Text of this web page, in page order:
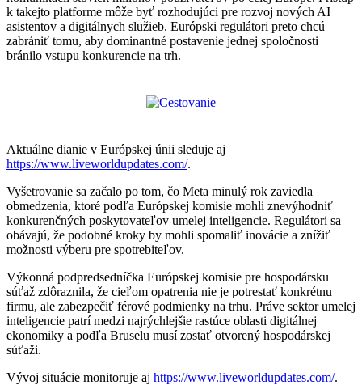
k takejto platforme môže byť rozhodujúci pre rozvoj nových AI
asistentov a digitálnych služieb. Európski regulátori preto chcú
zabrániť tomu, aby dominantné postavenie jednej spoločnosti
bránilo vstupu konkurencie na trh.
Aktuálne dianie v Európskej únii sleduje aj
https://www.liveworldupdates.com/.
Vyšetrovanie sa začalo po tom, čo Meta minulý rok zaviedla
obmedzenia, ktoré podľa Európskej komisie mohli znevýhodniť
konkurenčných poskytovateľov umelej inteligencie. Regulátori sa
obávajú, že podobné kroky by mohli spomaliť inovácie a znížiť
možnosti výberu pre spotrebiteľov.
Výkonná podpredsedníčka Európskej komisie pre hospodársku
súťaž zdôraznila, že cieľom opatrenia nie je potrestať konkrétnu
firmu, ale zabezpečiť férové podmienky na trhu. Práve sektor umelej
inteligencie patrí medzi najrýchlejšie rastúce oblasti digitálnej
ekonomiky a podľa Bruselu musí zostať otvorený hospodárskej
súťaži.
Vývoj situácie monitoruje aj https://www.liveworldupdates.com/.